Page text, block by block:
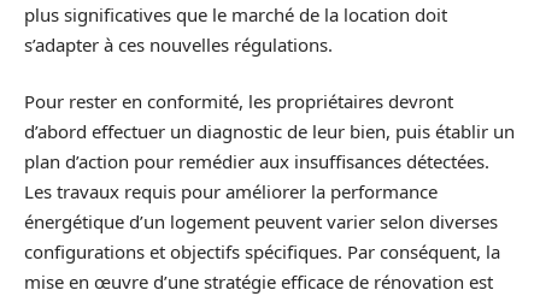
plus significatives que le marché de la location doit
s’adapter à ces nouvelles régulations.
Pour rester en conformité, les propriétaires devront
d’abord effectuer un diagnostic de leur bien, puis établir un
plan d’action pour remédier aux insuffisances détectées.
Les travaux requis pour améliorer la performance
énergétique d’un logement peuvent varier selon diverses
configurations et objectifs spécifiques. Par conséquent, la
mise en œuvre d’une stratégie efficace de rénovation est